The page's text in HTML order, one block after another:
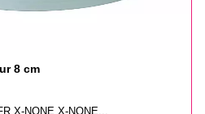
8 cm
X-NONE X-NONE...